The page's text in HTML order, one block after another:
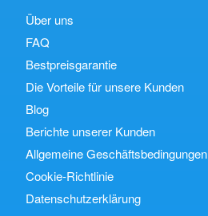
Über uns
FAQ
Bestpreisgarantie
Die Vorteile für unsere Kunden
Blog
Berichte unserer Kunden
Allgemeine Geschäftsbedingungen
Cookie-Richtlinie
Datenschutzerklärung